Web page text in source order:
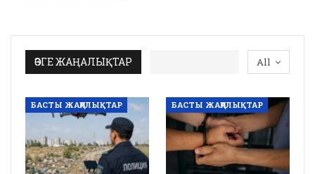
All
ӨЗГЕ ЖАҢАЛЫҚТАР
БАСТЫ ЖАҢАЛЫҚТАР БАСТЫ ЖАҢАЛЫҚТАР